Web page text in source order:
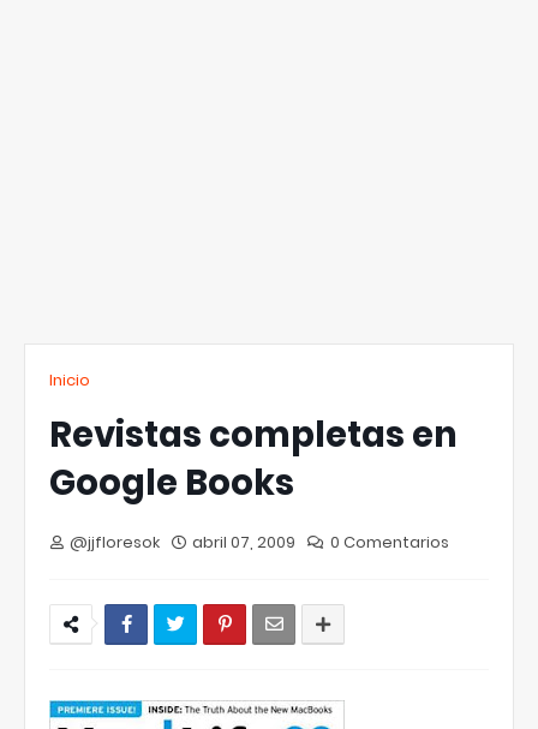
Inicio
Revistas completas en
Google Books
@jjfloresok abril 07, 2009 0 Comentarios